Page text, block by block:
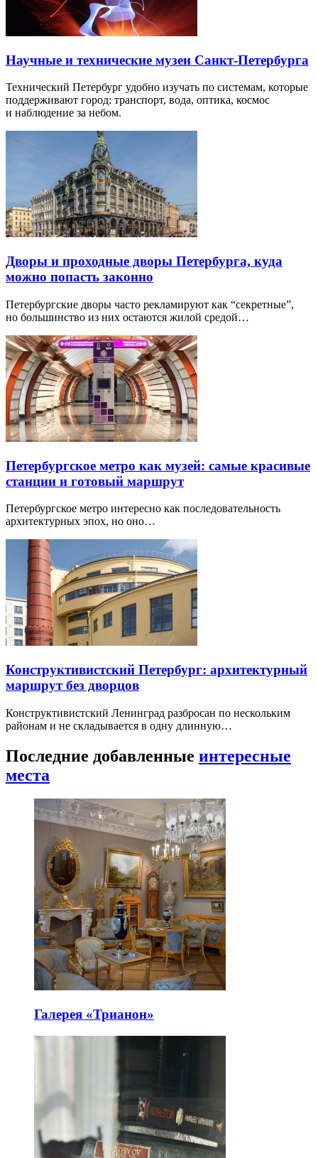
Научные и технические музеи Санкт-Петербурга
Технический Петербург удобно изучать по системам, которые
поддерживают город: транспорт, вода, оптика, космос
и наблюдение за небом.
Дворы и проходные дворы Петербурга, куда
можно попасть законно
Петербургские дворы часто рекламируют как “секретные”,
но большинство из них остаются жилой средой…
Петербургское метро как музей: самые красивые
станции и готовый маршрут
Петербургское метро интересно как последовательность
архитектурных эпох, но оно…
Конструктивистский Петербург: архитектурный
маршрут без дворцов
Конструктивистский Ленинград разбросан по нескольким
районам и не складывается в одну длинную…
Последние добавленные интересные
места
Галерея «Трианон»